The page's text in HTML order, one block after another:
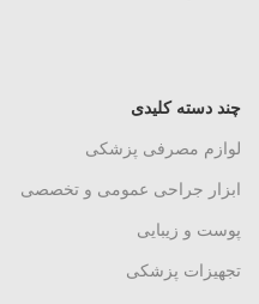
چند دسته کلیدی
لوازم مصرفی پزشکی
ابزار جراحی عمومی و تخصصی
پوست و زیبایی
تجهیزات پزشکی